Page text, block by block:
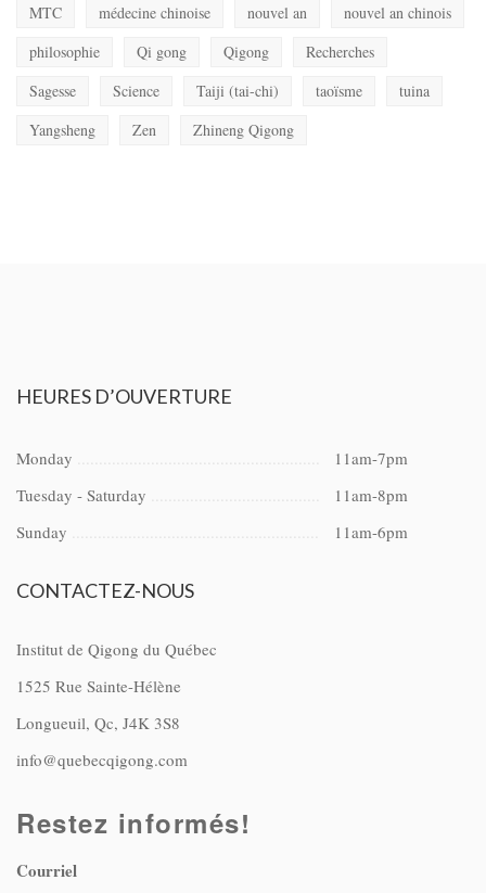
MTC
médecine chinoise nouvel an
nouvel an chinois
philosophie
Qi gong Qigong
Recherches
Sagesse
Science Taiji (tai-chi) taoïsme
tuina
Yangsheng
Zen Zhineng Qigong
HEURES D’OUVERTURE
Monday
11am-7pm
Tuesday - Saturday
11am-8pm
Sunday
11am-6pm
CONTACTEZ-NOUS
Institut de Qigong du Québec
1525 Rue Sainte-Hélène
Longueuil, Qc, J4K 3S8
info@quebecqigong.com
Restez informés!
Courriel